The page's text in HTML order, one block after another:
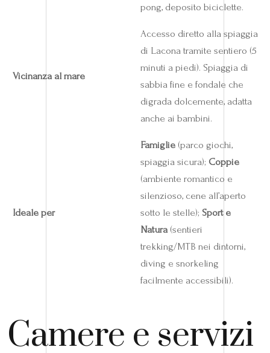
pong, deposito biciclette.
Vicinanza al mare
Accesso diretto alla spiaggia
di Lacona tramite sentiero (5
minuti a piedi). Spiaggia di
sabbia fine e fondale che
digrada dolcemente, adatta
anche ai bambini.
Ideale per
Famiglie(parco giochi,
spiaggia sicura); Coppie
(ambiente romantico e
silenzioso, cene all’aperto
sotto le stelle); Sport e
Natura(sentieri
trekking/MTB nei dintorni,
diving e snorkeling
facilmente accessibili).
Camere e servizi